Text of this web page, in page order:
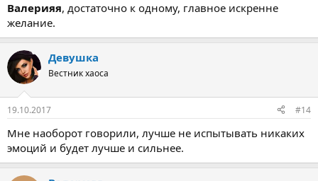
Валерияя, достаточно к одному, главное искренне
желание.
Девушка
Вестник хаоса
19.10.2017 #14
Мне наоборот говорили, лучше не испытывать никаких
эмоций и будет лучше и сильнее.